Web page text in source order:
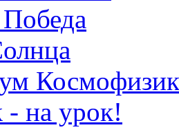
на урок!